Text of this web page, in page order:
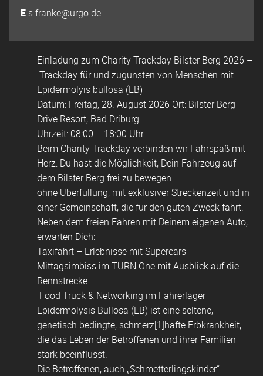
E s.franke@urgo.de
Einladung zum Charity Trackday Bilster Berg 2026 –
Trackday für und zugunsten von Menschen mit
Epidermolyis bullosa (EB)
Datum: Freitag, 28. August 2026 Ort: Bilster Berg
Drive Resort, Bad Driburg
Uhrzeit: 08:00 – 18:00 Uhr
Beim Charity Trackday verbinden wir Fahrspaß mit
Herz: Du hast die Möglichkeit, Dein Fahrzeug auf
dem Bilster Berg frei zu bewegen –
ohne Überfüllung, mit exklusiver Streckenzeit und in
einer Gemeinschaft, die für den guten Zweck fährt.
Neben dem freien Fahren mit Deinem eigenen Auto,
erwarten Dich:
Taxifahrt – Erlebnisse mit Supercars
Mittagsimbiss im TURN One mit Ausblick auf die
Rennstrecke
Food Truck & Networking im Fahrerlager
Epidermolysis Bullosa (EB) ist eine seltene,
genetisch bedingte, schmerz[1]hafte Erbkrankheit,
die das Leben der Betroffenen und ihrer Familien
stark beeinflusst.
Die Betroffenen, auch „Schmetterlingskinder“